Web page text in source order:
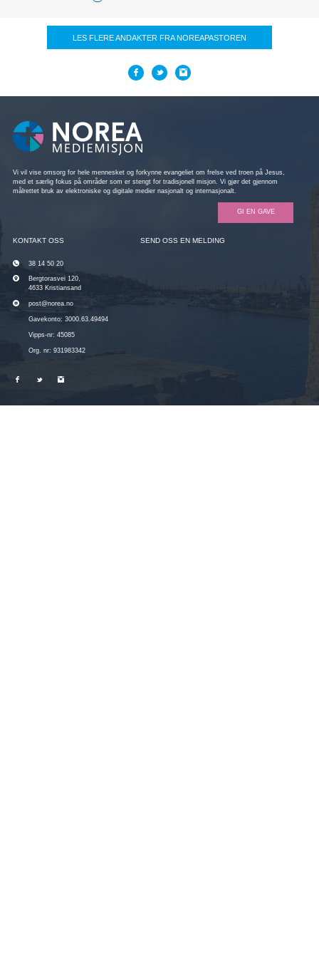
LES FLERE ANDAKTER FRA NOREAPASTOREN
Vi vil vise omsorg for hele mennesket og forkynne evangeliet om frelse ved troen på Jesus,
med et særlig fokus på områder som er stengt for tradisjonell misjon. Vi gjør det gjennom
målrettet bruk av elektroniske og digitale medier nasjonalt og internasjonalt.
GI EN GAVE
KONTAKT OSS
38 14 50 20
Bergtorasvei 120,
4633 Kristiansand
post@norea.no
Gavekonto: 3000.63.49494
Vipps-nr: 45085
Org. nr: 931983342
SEND OSS EN MELDING